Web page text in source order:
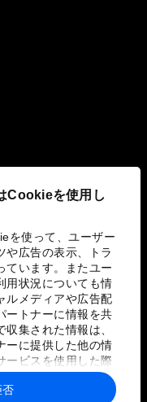
Cookieを使用し
を使って、ユーザー
や広告の表示、トラ
ています。またユー
用状況についても情
ルメディアや広告配
ートナーに情報を共
集された情報は、
ーに提供した他の情
ービスを使用した際
み合わされ、各パー
ることがありま
否